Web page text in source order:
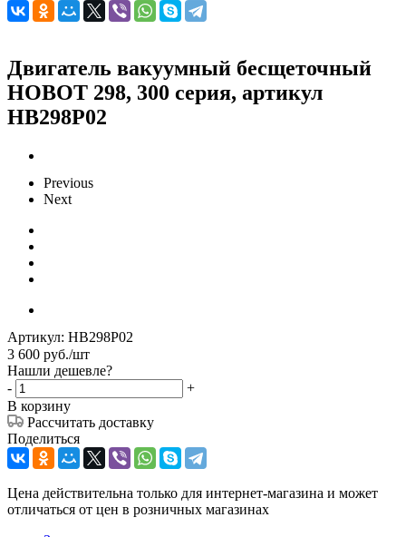
Двигатель вакуумный бесщеточный
HOBOT 298, 300 серия, артикул
HB298P02
Previous
Next
Артикул: HB298P02
3 600 руб./шт
Нашли дешевле?
-
+
В корзину
Рассчитать доставку
Поделиться
Цена действительна только для интернет-магазина и может
отличаться от цен в розничных магазинах